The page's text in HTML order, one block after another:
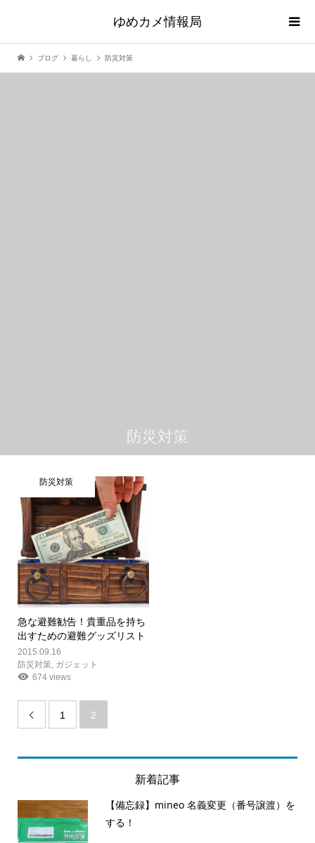
ゆめカメ情報局
ブログ 暮らし 防災対策
防災対策
防災対策
急な避難勧告！貴重品を持ち
出すための避難グッズリスト
2015.09.16
防災対策, ガジェット
674 views
 1 2
新着記事
【備忘録】mineo 名義変更（番号譲渡）を
する！